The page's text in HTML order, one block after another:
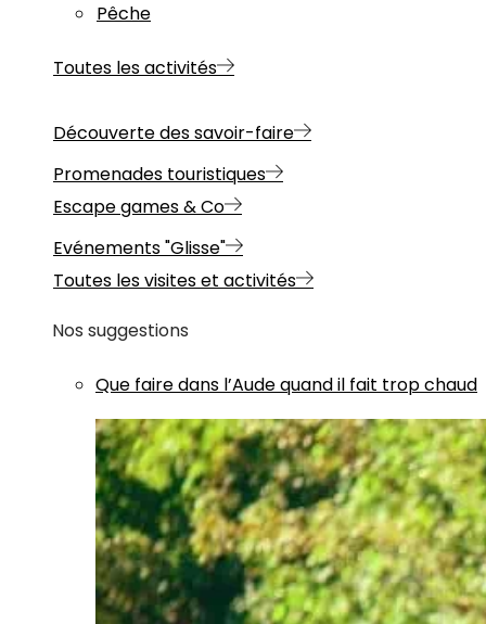
Pêche
Toutes les activités
Découverte des savoir-faire
Promenades touristiques
Escape games & Co
Evénements "Glisse"
Toutes les visites et activités
Nos suggestions
Que faire dans l’Aude quand il fait trop chaud